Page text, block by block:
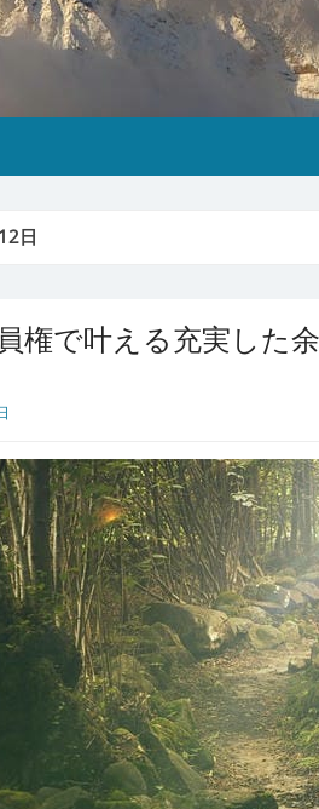
日
権で叶える充実した